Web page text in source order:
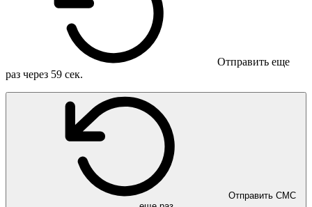
Отправить еще
раз через 59 сек.